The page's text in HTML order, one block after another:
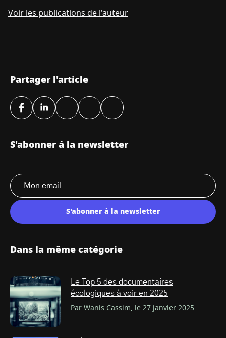
Voir les publications de l'auteur
Partager l'article
S'abonner à la newsletter
S'abonner à la newsletter
Dans la même catégorie
Le Top 5 des documentaires
écologiques à voir en 2025
Par Wanis Cassim, le 27 janvier 2025